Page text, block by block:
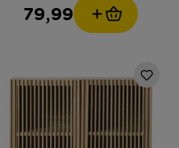
79,99